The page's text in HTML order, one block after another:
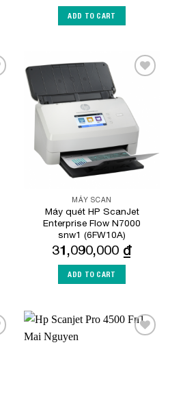
ADD TO CART
MÁY SCAN
Máy quét HP ScanJet
Enterprise Flow N7000
snw1 (6FW10A)
31,090,000 ₫
ADD TO CART